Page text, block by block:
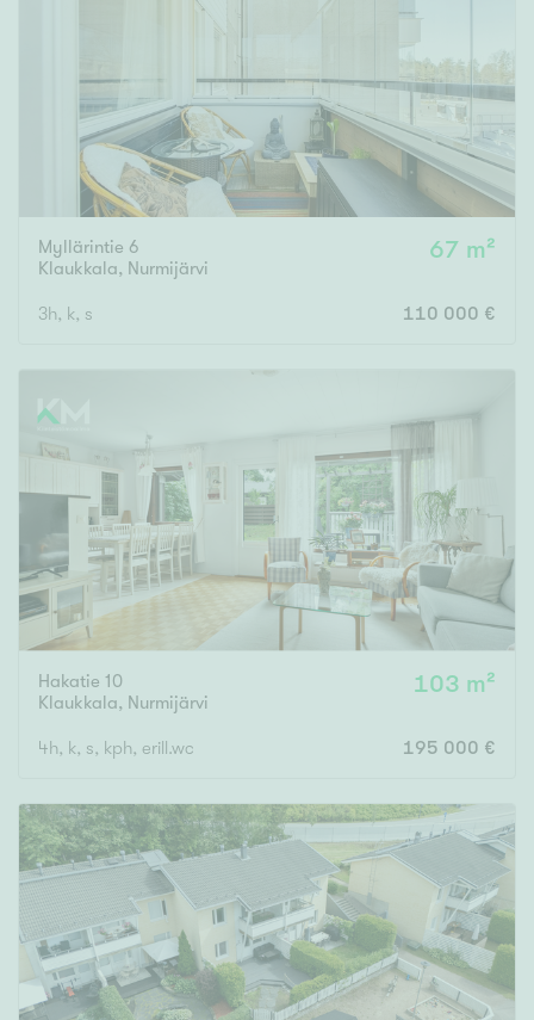
Myllärintie 6
Klaukkala, Nurmijärvi
67 m²
3h, k, s 110 000 €
Hakatie 10
Klaukkala, Nurmijärvi
103 m²
4h, k, s, kph, erill.wc 195 000 €